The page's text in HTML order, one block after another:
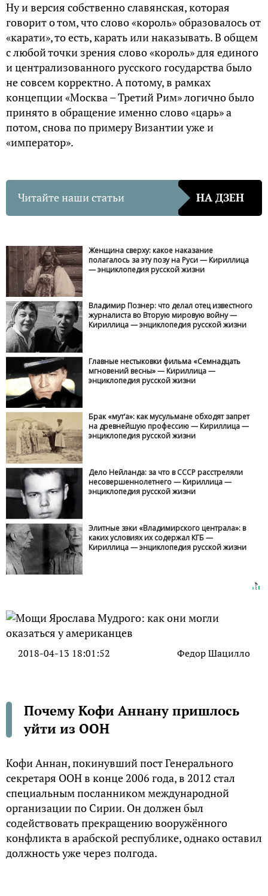
Ну и версия собственно славянская, которая
говорит о том, что слово «король» образовалось от
«карати», то есть, карать или наказывать. В общем
с любой точки зрения слово «король» для единого
и централизованного русского государства было
не совсем корректно. А потому, в рамках
концепции «Москва – Третий Рим» логично было
принято в обращение именно слово «царь» а
потом, снова по примеру Византии уже и
«император».
Читайте наши статьи НА ДЗЕН
Женщина сверху: какое наказание
полагалось за эту позу на Руси — Кириллица
— энциклопедия русской жизни
Владимир Познер: что делал отец известного
журналиста во Вторую мировую войну —
Кириллица — энциклопедия русской жизни
Главные нестыковки фильма «Семнадцать
мгновений весны» — Кириллица —
энциклопедия русской жизни
Брак «мут‘а»: как мусульмане обходят запрет
на древнейшую профессию — Кириллица —
энциклопедия русской жизни
Дело Нейланда: за что в СССР расстреляли
несовершеннолетнего — Кириллица —
энциклопедия русской жизни
Элитные зэки «Владимирского централа»: в
каких условиях их содержал КГБ —
Кириллица — энциклопедия русской жизни
2018-04-13 18:01:52 Федор Шацилло
Почему Кофи Аннану пришлось
уйти из ООН
Кофи Аннан, покинувший пост Генерального
секретаря ООН в конце 2006 года, в 2012 стал
специальным посланником международной
организации по Сирии. Он должен был
содействовать прекращению вооружённого
конфликта в арабской республике, однако оставил
должность уже через полгода.